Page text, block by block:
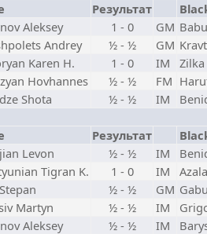
Результат
Aleksey 1 - 0 GM
Andrey ½ - ½ GM
Karen H. 1 - 0 IM
Hovhannes ½ - ½ FM
Shota ½ - ½ IM
Результат
Levon ½ - ½ IM
Tigran K. 1 - 0 IM
½ - ½ GM
Martyn ½ - ½ IM
Aleksey ½ - ½ IM